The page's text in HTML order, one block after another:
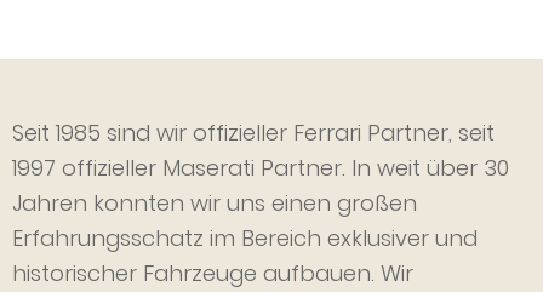
Seit 1985 sind wir offizieller Ferrari Partner, seit
1997 offizieller Maserati Partner. In weit über 30
Jahren konnten wir uns einen großen
Erfahrungsschatz im Bereich exklusiver und
historischer Fahrzeuge aufbauen. Wir